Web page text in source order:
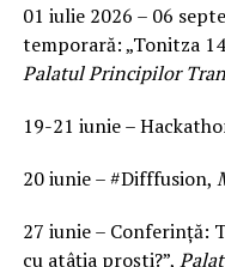
01 iulie 2026 – 06
temporară: „Tonitza
Palatul Principilor
19-21 iunie –
20 iunie – #Difffusion,
27 iunie – Conferință:
cu atâția proști?”,